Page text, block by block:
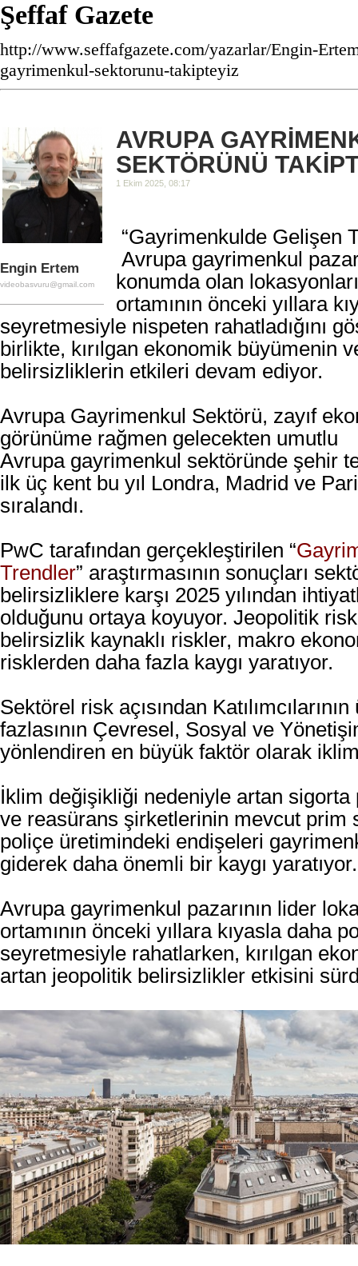
Şeffaf Gazete
http://www.seffafgazete.com/yazarlar/Engin-
gayrimenkul-sektorunu-takipteyiz
Engin Ertem
videobasvuru@gmail.com
AVRUPA
SEKTÖRÜNÜ
1 Ekim 2025, 08:17
“Gayrimenkulde Gelişen
Avrupa gayrimenkul
konumda olan
ortamının önceki yıllara
seyretmesiyle nispeten rahatladığını
birlikte, kırılgan ekonomik büyümenin
belirsizliklerin etkileri devam ediyor.
Avrupa Gayrimenkul Sektörü, zayıf
görünüme rağmen gelecekten umutlu
Avrupa gayrimenkul sektöründe şehir
ilk üç kent bu yıl Londra, Madrid ve
sıralandı.
PwC tarafından gerçekleştirilen “
Trendler” araştırmasının sonuçları
belirsizliklere karşı 2025 yılından
olduğunu ortaya koyuyor. Jeopolitik
belirsizlik kaynaklı riskler, makro
risklerden daha fazla kaygı yaratıyor.
Sektörel risk açısından
fazlasının Çevresel, Sosyal ve
yönlendiren en büyük faktör olarak
İklim değişikliği nedeniyle artan
ve reasürans şirketlerinin mevcut prim
poliçe üretimindeki endişeleri
giderek daha önemli bir kaygı yaratıyor.
Avrupa gayrimenkul pazarının lider
ortamının önceki yıllara kıyasla daha
seyretmesiyle rahatlarken, kırılgan
artan jeopolitik belirsizlikler etkisini